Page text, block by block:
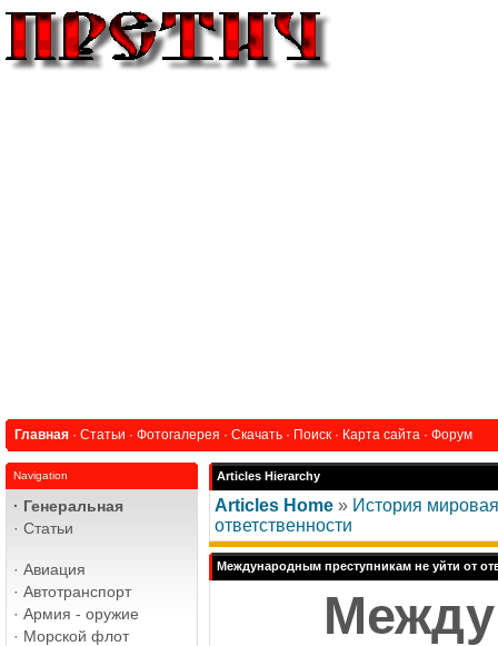
Главная · Статьи · Фотогалерея · Скачать · Поиск · Карта сайта · Форум
Navigation
· Генеральная
· Статьи
· Авиация
· Автотранспорт
· Армия - оружие
· Морской флот
Articles Hierarchy
Articles Home » История мировая
ответственности
Международным преступникам не уйти от